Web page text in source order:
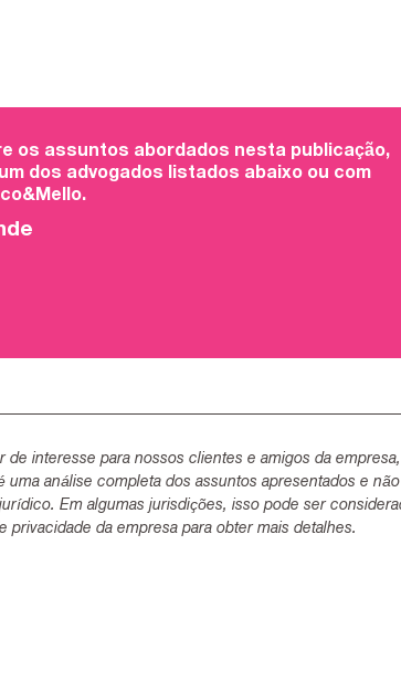
os assuntos abordados nesta publicação,
dos advogados listados abaixo ou com
interesse para nossos clientes e amigos da empresa,
uma análise completa dos assuntos apresentados e não
Em algumas jurisdições, isso pode ser
privacidade da empresa para obter mais detalhes.